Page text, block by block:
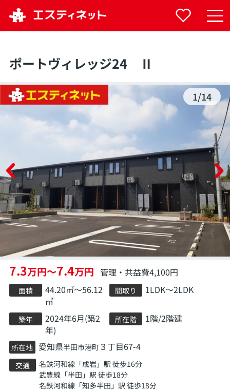
ポートヴィレッジ24 Ⅱ
1/14
7.3万円～7.4万円 管理・共益費4,100円
面積
44.20㎡～56.12
㎡
間取り 1LDK～2LDK
築年
2024年6月(築2
年)
所在階 1階/2階建
所在地 愛知県半田市港町３丁目67-4
交通 名鉄河和線 「成岩」駅 徒歩16分
武豊線 「半田 」駅 徒歩18分
名鉄河和線 「知多半田 」駅 徒歩18分